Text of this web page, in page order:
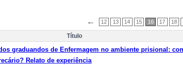
← 12 13 14 15 16 17 18
Título
graduandos de Enfermagem no ambiente prisional:
Relato de experiência